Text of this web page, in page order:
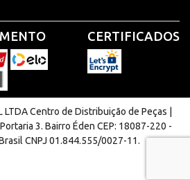
CERTIFICADOS
LTDA Centro de Distribuição de Peças |
3. Bairro Éden CEP: 18087-220 -
CNPJ 01.844.555/0027-11.